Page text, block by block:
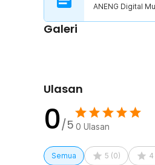
ANENG Digital
Galeri
Ulasan
0/5 0 Ulasan
Semua 5 (0) 4